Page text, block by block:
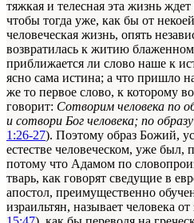
тяжкая и телесная эта жизнь
чтобы тогда уже, как бы от
человеческая жизнь, опять
возвратилась к житию
приближается ли слово наше к
ясно сама истина; а что пришло
же то первое слово, к которому
говорит: Сотворим человека по
и сотвори Бог человека; по
1:26-27). Поэтому образ Божий,
естестве человеческом, уже
потому что Адамом по
тварь, как говорят сведущие в
апостол, преимущественно
израильтян, называет человека от